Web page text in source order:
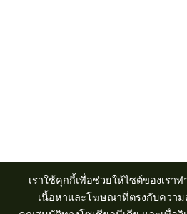
เราใช้คุกกี้เพื่อช่วยให้ไซต์ของเรา
เนื้อหาและโฆษณาที่ตรงกับความ